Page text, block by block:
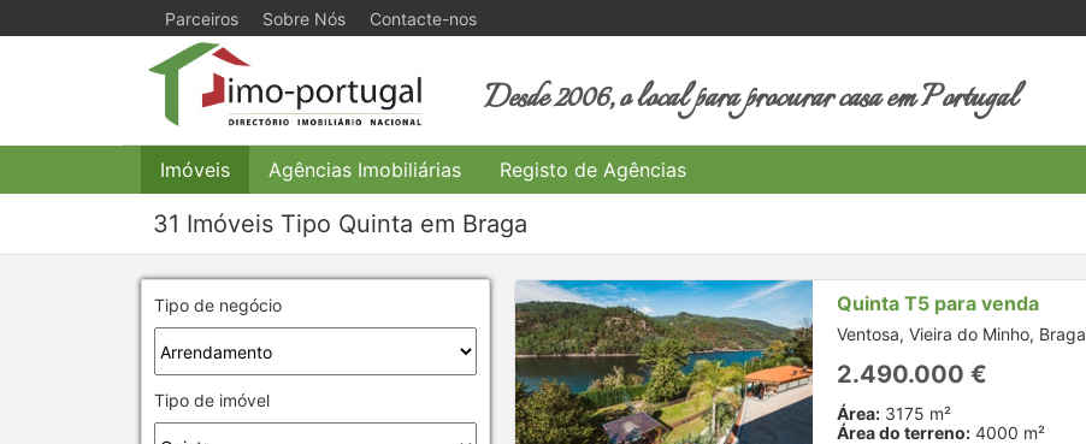
Parceiros Sobre Nós Contacte-nos
Desde 2006, o local para procurar casa em Portugal
Imóveis Agências Imobiliárias Registo de Agências
31 Imóveis Tipo Quinta em Braga
Tipo de negócio
Tipo de imóvel
Quinta T5 para venda
Ventosa, Vieira do Minho, Braga
2.490.000 €
Área: 3175 m²
Área do terreno: 4000 m²